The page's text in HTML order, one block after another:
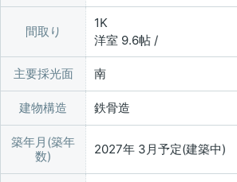
間取り
1K
洋室 9.6帖 /
主要採光面 南
建物構造 鉄骨造
築年月(築年
数)
2027年 3月予定(建築中)